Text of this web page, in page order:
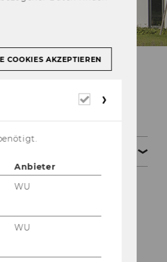
Schopf, Christiane
COOKIES AKZEPTIEREN
Erforderliche
Anbieter
WU
WU